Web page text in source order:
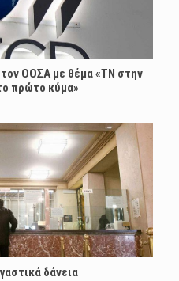
ΟΟΣΑ με θέμα «ΤΝ στην
πρώτο κύμα»
δάνεια